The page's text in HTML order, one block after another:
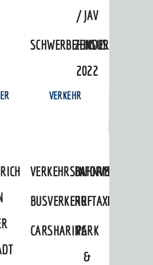
/ JAV
ZENSUS
2022
VERKEHR
VERKEHRSINFORMATIONEN
BAHNVERKEHR
BUSVERKEHRRUFTAXI
CARSHARINGPARK
&